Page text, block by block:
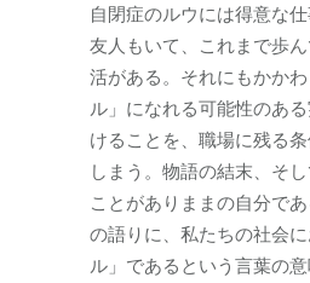
自閉症のルウには得意な仕
友人もいて、これまで歩
活がある。それにもかか
ル」になれる可能性のあ
けることを、職場に残る
しまう。物語の結末、そ
ことがありままの自分で
の語りに、私たちの社会
ル」であるという言葉の